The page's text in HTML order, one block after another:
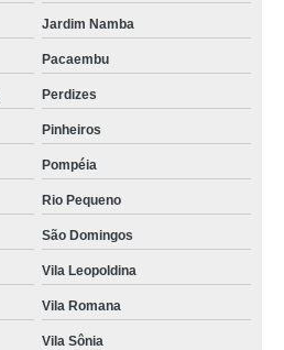
Jardim Namba
Pacaembu
Perdizes
Pinheiros
Pompéia
Rio Pequeno
São Domingos
Vila Leopoldina
Vila Romana
Vila Sônia